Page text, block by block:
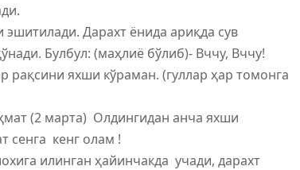
Дарахт ёнида ариқда сув
Булбул: (маҳлиё бўлиб)- Вччу, Вччу!
рақсини яхши кўраман. (гуллар ҳар томонга
(2 марта) Олдингидан анча яхши
сенга кенг олам !
илинган ҳайинчакда учади, дарахт